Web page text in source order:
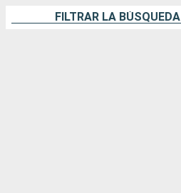
FILTRAR LA BÚSQUEDA